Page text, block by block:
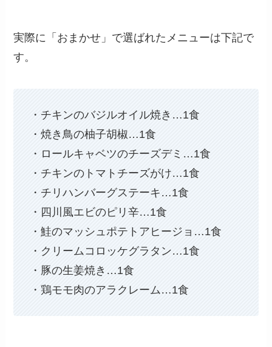
実際に「おまかせ」で選ばれたメニューは下記で
す。
・チキンのバジルオイル焼き…1食
・焼き鳥の柚子胡椒…1食
・ロールキャベツのチーズデミ…1食
・チキンのトマトチーズがけ…1食
・チリハンバーグステーキ…1食
・四川風エビのピリ辛…1食
・鮭のマッシュポテトアヒージョ…1食
・クリームコロッケグラタン…1食
・豚の生姜焼き…1食
・鶏モモ肉のアラクレーム…1食